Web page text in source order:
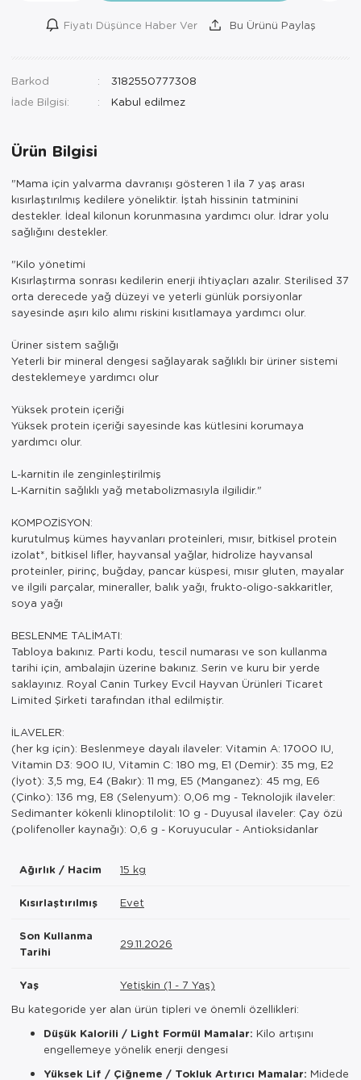
Fiyatı Düşünce Haber Ver Bu Ürünü Paylaş
Barkod
3182550777308
İade Bilgisi:
Ürün Bilgisi
"Mama için yalvarma davranışı gösteren 1 ila 7 yaş arası
kısırlaştırılmış kedilere yöneliktir. İştah hissinin tatminini
destekler. İdeal kilonun korunmasına yardımcı olur. İdrar yolu
sağlığını destekler.
"Kilo yönetimi
Kısırlaştırma sonrası kedilerin enerji ihtiyaçları azalır. Sterilised 37
orta derecede yağ düzeyi ve yeterli günlük porsiyonlar
sayesinde aşırı kilo alımı riskini kısıtlamaya yardımcı olur.
Üriner sistem sağlığı
Yeterli bir mineral dengesi sağlayarak sağlıklı bir üriner sistemi
desteklemeye yardımcı olur
Yüksek protein içeriği
Yüksek protein içeriği sayesinde kas kütlesini korumaya
yardımcı olur.
L-karnitin ile zenginleştirilmiş
L-Karnitin sağlıklı yağ metabolizmasıyla ilgilidir."
KOMPOZİSYON:
kurutulmuş kümes hayvanları proteinleri, mısır, bitkisel protein
izolat*, bitkisel lifler, hayvansal yağlar, hidrolize hayvansal
proteinler, pirinç, buğday, pancar küspesi, mısır gluten, mayalar
ve ilgili parçalar, mineraller, balık yağı, frukto-oligo-sakkaritler,
soya yağı
BESLENME TALİMATI:
Tabloya bakınız. Parti kodu, tescil numarası ve son kullanma
tarihi için, ambalajin üzerine bakınız. Serin ve kuru bir yerde
saklayınız. Royal Canin Turkey Evcil Hayvan Ürünleri Ticaret
Limited Şirketi tarafından ithal edilmiştir.
İLAVELER:
(her kg için): Beslenmeye dayalı ilaveler: Vitamin A: 17000 IU,
Vitamin D3: 900 IU, Vitamin C: 180 mg, E1 (Demir): 35 mg, E2
(İyot): 3,5 mg, E4 (Bakır): 11 mg, E5 (Manganez): 45 mg, E6
(Çinko): 136 mg, E8 (Selenyum): 0,06 mg - Teknolojik ilaveler:
Sedimanter kökenli klinoptilolit: 10 g - Duyusal ilaveler: Çay özü
(polifenoller kaynağı): 0,6 g - Koruyucular - Antioksidanlar
Ağırlık / Hacim 15 kg
Kısırlaştırılmış Evet
Son Kullanma
Tarihi
29.11.2026
Yaş
Yetişkin (1 - 7 Yaş)
Bu kategoride yer alan ürün tipleri ve önemli özellikleri:
Düşük Kalorili / Light Formül Mamalar: Kilo artışını
engellemeye yönelik enerji dengesi
Yüksek Lif / Çiğneme / Tokluk Artırıcı Mamalar: Midede